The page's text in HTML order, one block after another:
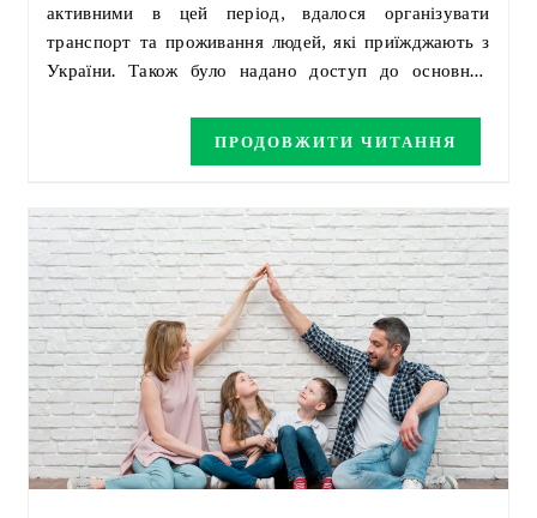
активними в цей період, вдалося організувати
транспорт та проживання людей, які приїжджають з
України. Також було надано доступ до основних
ПРОДОВЖИТИ ЧИТАННЯ